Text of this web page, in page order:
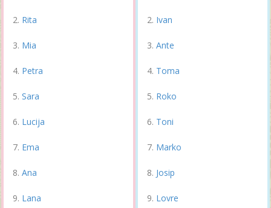
Rita
Mia
Petra
Sara
Lucija
Ema
Ana
Lana
Ivan
Ante
Toma
Roko
Toni
Marko
Josip
Lovre